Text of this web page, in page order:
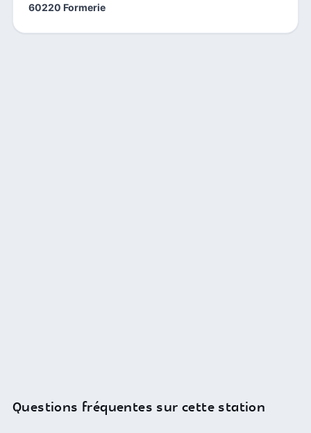
60220 Formerie
Questions fréquentes sur cette station